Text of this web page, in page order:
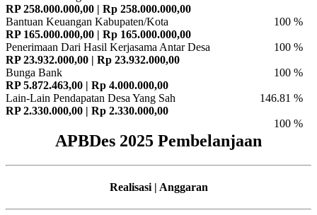
RP 258.000.000,00 | Rp 258.000.000,00
100 %
Bantuan Keuangan Kabupaten/Kota
RP 165.000.000,00 | Rp 165.000.000,00
100 %
Penerimaan Dari Hasil Kerjasama Antar Desa
RP 23.932.000,00 | Rp 23.932.000,00
100 %
Bunga Bank
RP 5.872.463,00 | Rp 4.000.000,00
146.81 %
Lain-Lain Pendapatan Desa Yang Sah
RP 2.330.000,00 | Rp 2.330.000,00
100 %
APBDes 2025 Pembelanjaan
Realisasi | Anggaran